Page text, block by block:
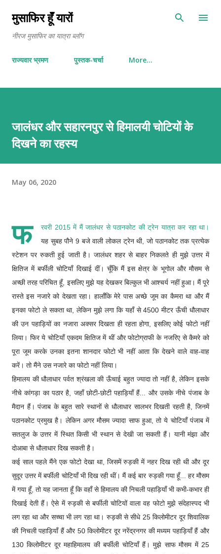
मुसाफिर हूँ यारों
नीरज मुसाफिर का यात्रा ब्लॉग
राज्यवार भ्रमण पुस्तक-चर्चा More…
जालंधर और सहारनपुर से हिमालयी चोटियों के
दिखने का रहस्य
May 06, 2020
फ
रवरी 2015 में मैं जालंधर से पठानकोट की ट्रेन यात्रा कर रहा था।
यह सुबह पौने 9 बजे वाली लोकल ट्रेन थी, जो पठानकोट तक प्रत्येक
स्टेशन पर रुकती हुई जाती है। जालंधर शहर से बाहर निकलते ही मुझे उत्तर में
क्षितिज में बर्फीली चोटियाँ दिखाई दीं। चूँकि मैं इस क्षेत्र के भूगोल और मौसम से
अच्छी तरह परिचित हूँ, इसलिए मुझे यह देखकर बिल्कुल भी आश्चर्य नहीं हुआ। मैं पूरे
रास्ते इस नजारे को देखता रहा। हालाँकि मेरे पास अच्छे जूम का कैमरा था और मैं
इनका फोटो ले सकता था, लेकिन मुझे लगा कि यहाँ से 4500 मीटर ऊँची धौलाधार
की उन पहाड़ियों का नजारा अक्सर दिखता ही रहता होगा, इसलिए कोई फोटो नहीं
लिया। फिर ये चोटियाँ एकदम क्षितिज में थीं और फोटोग्राफी के नजरिए से कैमरे को
पूरा जूम करके उनका इतना शानदार फोटो भी नहीं आता कि देखने वाले वाह-वाह
करें। तो मैंने उस नजारे का फोटो नहीं लिया।
हिमालय की धौलाधार पर्वत श्रंखला की ऊँचाई बहुत ज्यादा तो नहीं है, लेकिन इसके
नीचे कांगड़ा का पठार है, जहाँ छोटी-छोटी पहाड़ियाँ हैं... और उसके नीचे पंजाब के
मैदान हैं। पंजाब के बहुत सारे स्थानों से धौलाधार सालभर दिखती रहती है, जिनमें
पठानकोट प्रमुख है। लेकिन अगर मौसम ज्यादा साफ हुआ, तो ये चोटियाँ पंजाब में
सतलुज के उत्तर में स्थित किसी भी स्थान से देखी जा सकती हैं। यानी मंझा और
दोआबा से धौलाधार दिख सकती है।
कई साल पहले मैंने एक फोटो देखा था, जिसमें रुड़की में नहर दिख रही थी और दूर
सुदूर उत्तर में बर्फीली चोटियाँ भी दिख रही थीं। मैं कई बार रुड़की गया हूँ... हर मौसम
में गया हूँ, तो यह जानता हूँ कि वहाँ से हिमालय की निचली पहाड़ियाँ भी कभी-कभार ही
दिखाई देती हैं। ऐसे में रुड़की से बर्फीली चोटियों वाला वह फोटो मुझे संदेहास्पद भी
लग रहा था और सच्चा भी लग रहा था। रुड़की से सीधे 25 किलोमीटर दूर शिवालिक
की निचली पहाड़ियाँ हैं और 50 किलोमीटर दूर नरेंद्रनगर की मध्यम पहाड़ियाँ हैं और
130 किलोमीटर दूर महाहिमालय की बर्फीली चोटियाँ हैं। मुझे साफ मौसम में 25